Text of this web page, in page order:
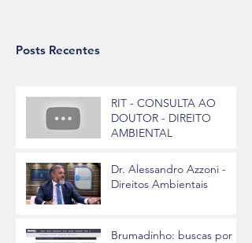
Posts Recentes
RIT - CONSULTA AO
DOUTOR - DIREITO
AMBIENTAL
Dr. Alessandro Azzoni -
Direitos Ambientais
Brumadinho: buscas por